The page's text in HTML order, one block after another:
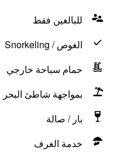
للبالغين فقط
الغوص / Snorkeling
حمام سباحة خارجي
بمواجهة شاطئ البحر
بار / صالة
خدمة الغرف